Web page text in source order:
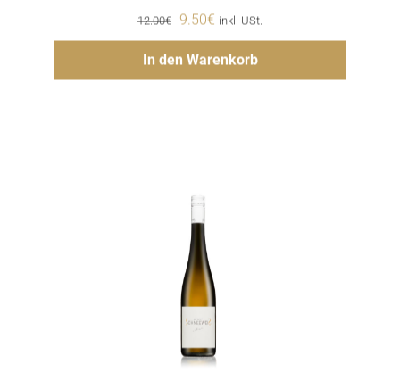
12.00€
Ursprünglicher
Preis
war:
9.50€ Aktueller
Preis
ist:
inkl. USt.
In den Warenkorb
Hinzufügen